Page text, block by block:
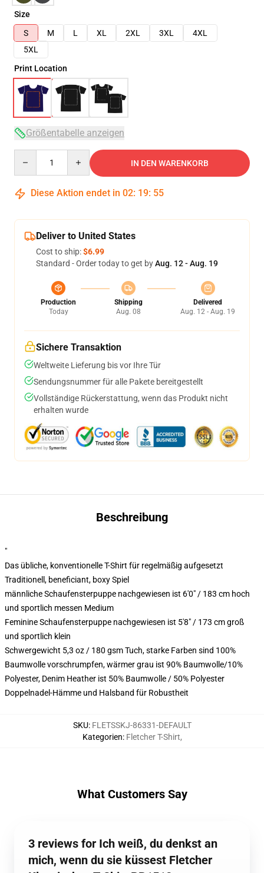
Size
S
M L XL 2XL 3XL
4XL
5XL
Print Location
Größentabelle anzeigen
IN DEN WARENKORB
Diese Aktion endet in 02: 19: 54
Deliver to United States
Cost to ship:$6.99
Standard - Order today to get byAug. 12 - Aug. 19
Production
Today
Shipping
Aug. 08
Delivered
Aug. 12 - Aug. 19
Sichere Transaktion
Weltweite Lieferung bis vor Ihre Tür
Sendungsnummer für alle Pakete bereitgestellt
Vollständige Rückerstattung, wenn das Produkt nicht
erhalten wurde
Beschreibung
"
Das übliche, konventionelle T-Shirt für regelmäßig aufgesetzt
Traditionell, beneficiant, boxy Spiel
männliche Schaufensterpuppe nachgewiesen ist 6'0" / 183 cm hoch
und sportlich messen Medium
Feminine Schaufensterpuppe nachgewiesen ist 5'8" / 173 cm groß
und sportlich klein
Schwergewicht 5,3 oz / 180 gsm Tuch, starke Farben sind 100%
Baumwolle vorschrumpfen, wärmer grau ist 90% Baumwolle/10%
Polyester, Denim Heather ist 50% Baumwolle / 50% Polyester
Doppelnadel-Hämme und Halsband für Robustheit
SKU: FLETSSKJ-86331-DEFAULT
Kategorien: Fletcher T-Shirt,
What Customers Say
3 reviews for Ich weiß, du denkst an
mich, wenn du sie küssest Fletcher